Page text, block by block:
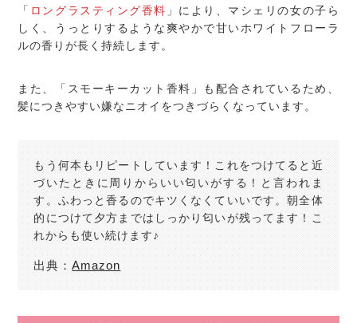
「 ロングラスティング香料 」により、マシェリの女の子ら
しく、うっとりするような爽やかで甘いホワイトフローラ
ルの香りが長く持続します。
また、「スモーキーカット香料」も配合されているため、
髪につきやすい嫌なニオイをつきづらくなっています。
もう何本もリピートしています！これをつけてると近
づいたときに周りからいい匂いがする！と言われま
す。ふわっと香るのでキツくなくていいです。朝全体
的につけて夕方まではしっかり匂いが残ってます！こ
れからも使い続けます♪
出典：Amazon